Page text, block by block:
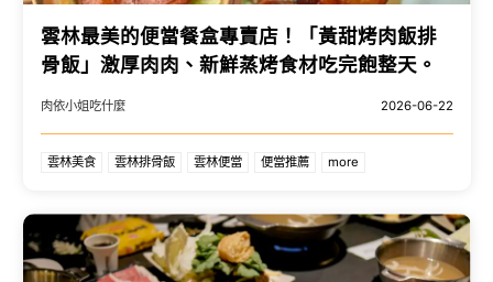
雲林最美的便當餐盒專賣店！「黃甜烤肉飯排
骨飯」激厚肉肉、新鮮蒸烤食材吃完飽整天。
肉依小姐吃什麼 2026-06-22
雲林美食 雲林排骨飯 雲林便當 便當推薦 more